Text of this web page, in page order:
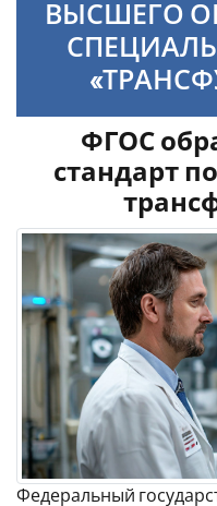
ВЫСШЕГО
ФГОС
стандарт
Федеральный